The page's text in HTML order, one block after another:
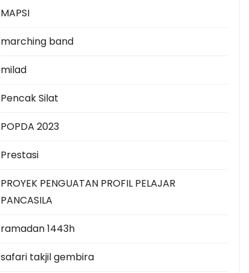
MAPSI
marching band
milad
Pencak Silat
POPDA 2023
Prestasi
PROYEK PENGUATAN PROFIL PELAJAR
PANCASILA
ramadan 1443h
safari takjil gembira